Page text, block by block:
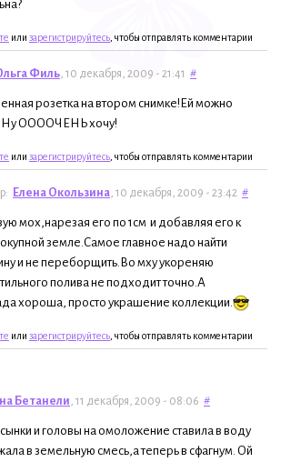
или зарегистрируйтесь , чтобы отправлять комментарии
Филь, 10 декабря, 2009 - 21:41 #
розетка на втором снимке!Ей можно
Ну ООООЧЕНЬ хочу!
или зарегистрируйтесь , чтобы отправлять комментарии
Елена Окользина, 10 декабря, 2009 - 23:42 #
мох,нарезая его по 1см и добавляя его к
земле.Самое главное надо найти
и не переборщить.Во мху укореняю
полива не подходит точно.А
хороша, просто украшение коллекции.
или зарегистрируйтесь , чтобы отправлять комментарии
Бетанели, 11 декабря, 2009 - 08:06 #
и головы на омоложение ставила в воду
в земельную смесь,а теперь в сфагнум. Ой